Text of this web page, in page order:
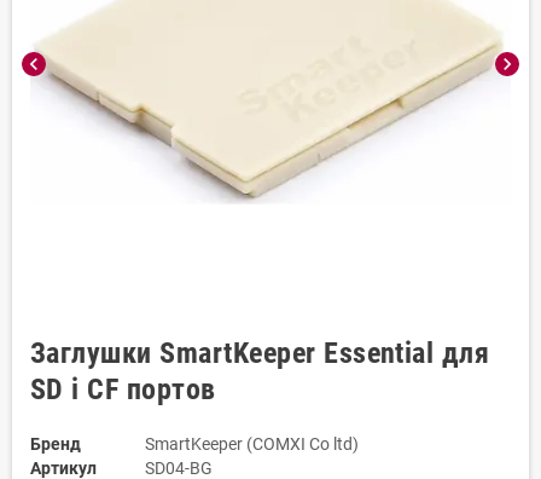
chevron_left chevron_right
Заглушки SmartKeeper Essential для
SD і CF портов
Бренд
SmartKeeper (COMXI Co ltd)
Артикул
SD04-BG